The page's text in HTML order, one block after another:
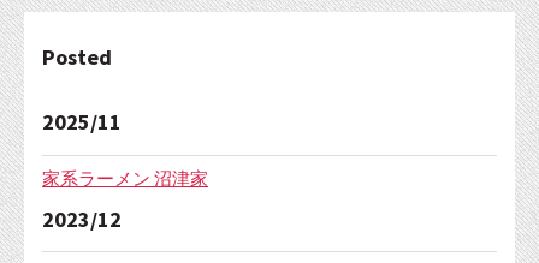
Posted
2025/11
家系ラーメン 沼津家
2023/12